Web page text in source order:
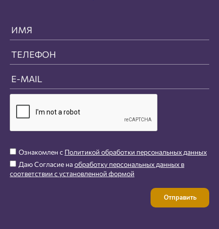
Ознакомлен с Политикой обработки персональных данных
Даю Согласие наобработку персональных данных в
соответствии с установленной формой
Отправить